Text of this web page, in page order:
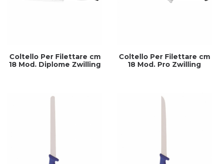
Coltello Per Filettare cm
18 Mod. Diplome Zwilling
Coltello Per Filettare cm
18 Mod. Pro Zwilling